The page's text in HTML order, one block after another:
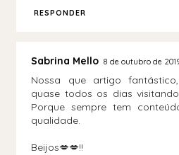
RESPONDER
Sabrina Mello 8 de outubro de 2019
Nossa que artigo
quase todos os dias
Porque sempre tem
qualidade.
Beijos💋💋!!